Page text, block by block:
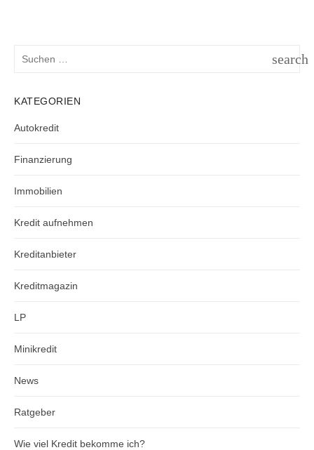
search
KATEGORIEN
Autokredit
Finanzierung
Immobilien
Kredit aufnehmen
Kreditanbieter
Kreditmagazin
LP
Minikredit
News
Ratgeber
Wie viel Kredit bekomme ich?